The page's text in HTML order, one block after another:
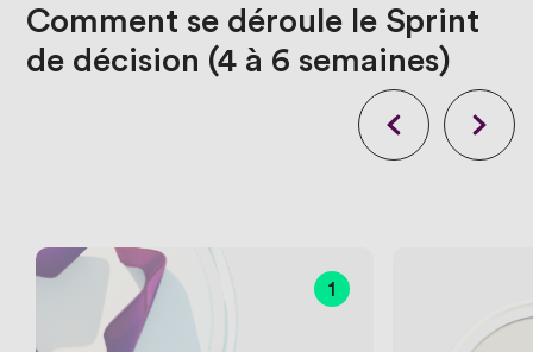
Comment se déroule le Sprint
de décision (4 à 6 semaines)
1